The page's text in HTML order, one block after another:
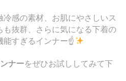
感の素材、お肌にやさしいス
も抜群、さらに気になる下着の
能すぎるインナー☝
ナーをぜひお試ししてみて下